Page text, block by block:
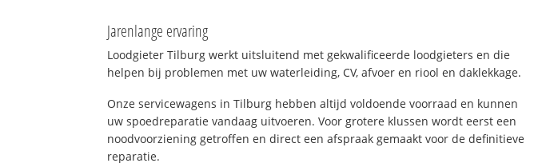
Jarenlange ervaring
Loodgieter Tilburg werkt uitsluitend met gekwalificeerde loodgieters en die
helpen bij problemen met uw waterleiding, CV, afvoer en riool en daklekkage.
Onze servicewagens in Tilburg hebben altijd voldoende voorraad en kunnen
uw spoedreparatie vandaag uitvoeren. Voor grotere klussen wordt eerst een
noodvoorziening getroffen en direct een afspraak gemaakt voor de definitieve
reparatie.